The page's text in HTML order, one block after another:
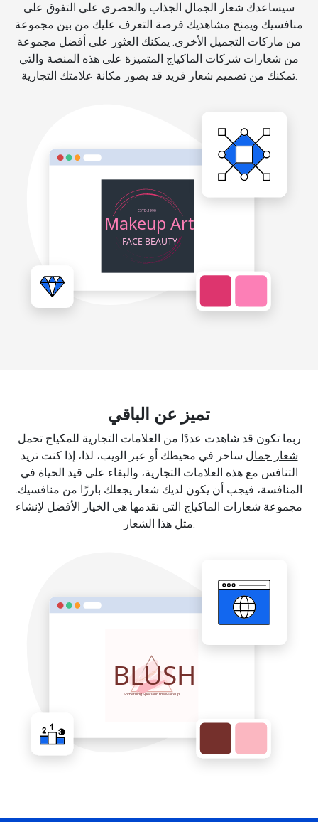
سيساعدك شعار الجمال الجذاب والحصري على التفوق على
منافسيك ويمنح مشاهديك فرصة التعرف عليك من بين مجموعة
من ماركات التجميل الأخرى. يمكنك العثور على أفضل مجموعة
من شعارات شركات الماكياج المتميزة على هذه المنصة والتي
تمكنك من تصميم شعار فريد قد يصور مكانة علامتك التجارية.
تميز عن الباقي
ربما تكون قد شاهدت عددًا من العلامات التجارية للمكياج تحمل
شعار جمال ساحر في محيطك أو عبر الويب، لذا، إذا كنت تريد
التنافس مع هذه العلامات التجارية، والبقاء على قيد الحياة في
المنافسة، فيجب أن يكون لديك شعار يجعلك بارزًا من منافسيك.
مجموعة شعارات الماكياج التي نقدمها هي الخيار الأفضل لإنشاء
مثل هذا الشعار.